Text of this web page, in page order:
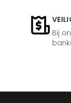
Bij